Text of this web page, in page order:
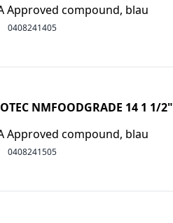
Approved compound, blau
0408241405
NMFOODGRADE 14 1 1/2"
Approved compound, blau
0408241505